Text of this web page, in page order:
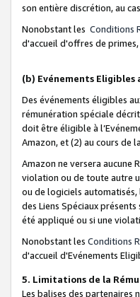
son entière discrétion, au
Nonobstant les Conditions
d'accueil d'offres de
(b) Evénements Eligibles
Des événements éligibles
rémunération spéciale
doit être éligible à
Amazon, et (2) au cours de
Amazon ne versera aucune
violation ou de toute autre
ou de logiciels automatisés,
des Liens Spéciaux
été appliqué ou si une
Nonobstant les Conditions
d'accueil d'Evénements
5. Limitations de la
Les balises des partenaires